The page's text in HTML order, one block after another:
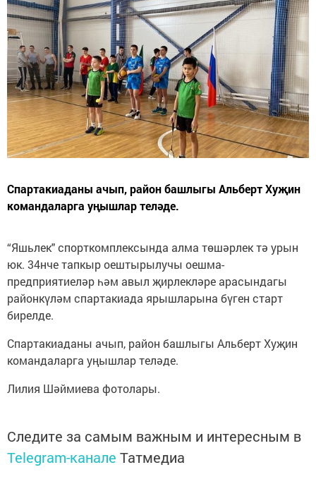
Спартакиаданы ачып, район башлыгы Альберт Хуҗин
командаларга уңышлар теләде.
“Яшьлек" спорткомплексында алма төшәрлек тә урын
юк. 34нче тапкыр оештырылучы оешма-
предприятиеләр һәм авыл җирлекләре арасындагы
районкүләм спартакиада ярышларына бүген старт
бирелде.
Спартакиаданы ачып, район башлыгы Альберт Хуҗин
командаларга уңышлар теләде.
Лилия Шәймиева фотолары.
Следите за самым важным и интересным в
Telegram-канале Татмедиа